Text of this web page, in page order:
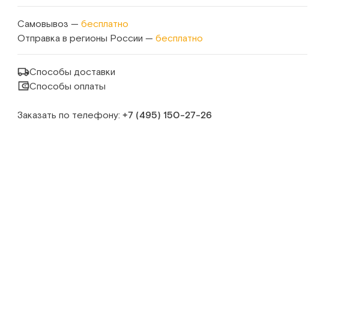
Самовывоз — бесплатно
Отправка в регионы России — бесплатно
Способы доставки
Способы оплаты
Заказать по телефону: +7 (495) 150‑27‑26